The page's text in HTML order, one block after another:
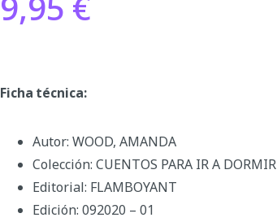
Ficha técnica:
Autor: WOOD, AMANDA
Colección: CUENTOS PARA IR A DORMIR
Editorial: FLAMBOYANT
Edición: 092020 – 01